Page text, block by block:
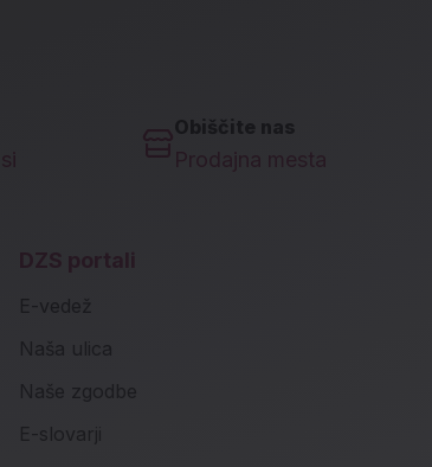
Obiščite nas
Prodajna mesta
DZS portali
E-vedež
Naša ulica
Naše zgodbe
E-slovarji